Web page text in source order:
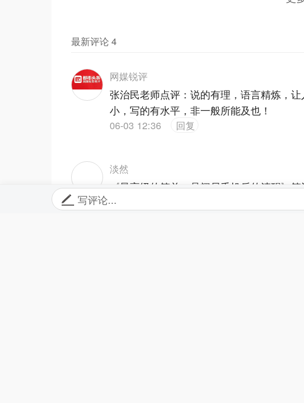
最新评论 4
网媒锐评
张治民老师点评：说的有理，语言精炼，
小，写的有水平，非一般所能及也！
06-03 12:36 回复
淡然
《最高级的简单，是阅尽千帆后的清醒》
卷、社交冗余、物欲缠身的现实痛点，区
写评论...